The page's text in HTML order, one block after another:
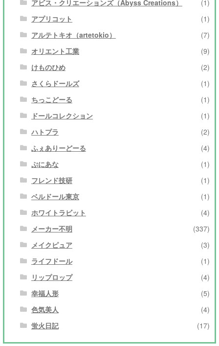
アビス・クリエーションズ（Abyss Creations）
(1)
アプリコット
(1)
アルテトキオ（artetokio）
(7)
オリエント工業
(9)
けものひめ
(2)
さくらドールズ
(1)
ちっこどーる
(1)
ドールコレクション
(1)
ハトプラ
(2)
ふぇありーどーる
(4)
ぷにあな
(1)
フレンド技研
(1)
ベルドール東京
(1)
ホワイトラビット
(4)
メーカー不明
(337)
メイクピュア
(3)
ライフドール
(1)
リップロップ
(4)
幸福人形
(5)
色気美人
(4)
蛍火日記
(17)